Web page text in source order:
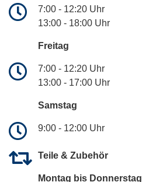
7:00 - 12:20 Uhr
13:00 - 18:00 Uhr
Freitag
7:00 - 12:20 Uhr
13:00 - 17:00 Uhr
Samstag
9:00 - 12:00 Uhr
Teile & Zubehör
Montag bis Donnerstag